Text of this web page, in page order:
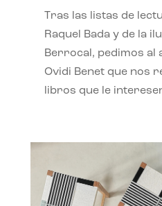
Tras las listas de
Raquel Bada y de la
Berrocal, pedimos al
Ovidi Benet que nos
libros que le